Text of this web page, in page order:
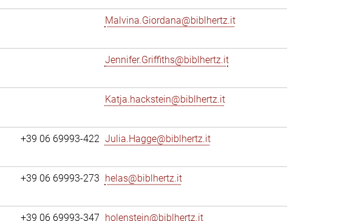
Malvina.Giordana@biblhertz.it
Jennifer.Griffiths@biblhertz.it
Katja.hackstein@biblhertz.it
+39 06 69993-422 Julia.Hagge@biblhertz.it
+39 06 69993-273 helas@biblhertz.it
+39 06 69993-347 holenstein@biblhertz.it